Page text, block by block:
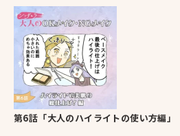
ヘアメイクマネジメント事業
ブライダル事業
Prepp
News
Contact お問い合わせ
第6話「大人のハイライトの使い方編」